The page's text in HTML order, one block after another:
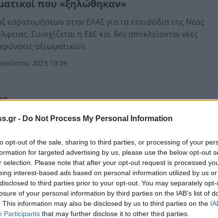
- Do Not Process My Personal Information
opt-out of the sale, sharing to third parties, or processing of your
for targeted advertising by us, please use the below opt-out
selection. Please note that after your opt-out request is processed
interest-based ads based on personal information utilized by us
to third parties prior to your opt-out. You may separately
of your personal information by third parties on the IAB’s list of
This information may also be disclosed by us to third parties on the
Participants that may further disclose it to other third parties.
που «ξηλώθηκαν»
καρατομήσεων στην ΕΛΑΣ για τα επεισόδια της Νέας
Συνεχίζεται η ΕΔΕ και δεν αποκλείονται νέες
αξιωματικών.
2023 19:29
επιτυχία ολοκληρώθηκε ο 4ος Αγώνας
26 Ιουνίου πραγματοποιήθηκε ο 4ος Αγώνας
ΚΥΤΤΑΡΟ-ΟΞΥΓΟΝΟ και τον ΣΔΥΜ με την υποστήριξη
αφιερωμένος στην Παγκόσμια Ημέρα Κατά
2022 18:05